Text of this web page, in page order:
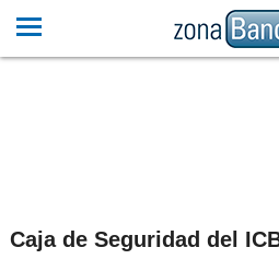
Caja de Seguridad del